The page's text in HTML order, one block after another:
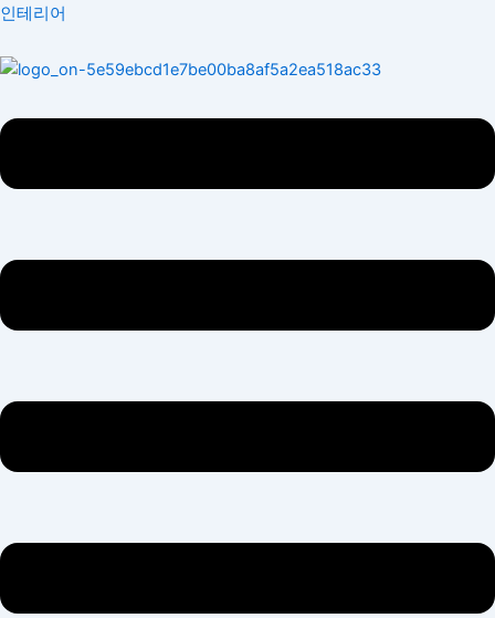
콘
츠
건
뛰
인테리어
Menu